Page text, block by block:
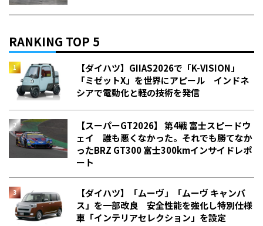
RANKING TOP 5
【ダイハツ】GIIAS2026で「K-VISION」
「ミゼットX」を世界にアピール インドネ
シアで電動化と軽の技術を発信
【スーパーGT2026】 第4戦 富士スピードウ
ェイ 誰も悪くなかった。それでも勝てなか
った――BRZ GT300 富士300kmインサイドレポ
ート
【ダイハツ】「ムーヴ」「ムーヴ キャンバ
ス」を一部改良 安全性能を強化し特別仕様
車「インテリアセレクション」を設定